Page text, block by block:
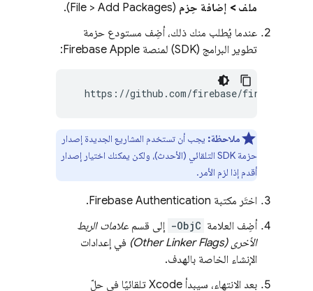
ملف > إضافة حِزم (File > Add Packages).
عندما يُطلب منك ذلك، أضِف مستودع حزمة
تطوير البرامج (SDK) لمنصة Firebase Apple:
https://github.com/firebase/firebase-
ملاحظة: يجب أن تستخدم المشاريع الجديدة إصدار
حزمة SDK التلقائي (الأحدث)، ولكن يمكنك اختيار إصدار
أقدم إذا لزم الأمر.
اختَر مكتبة Firebase Authentication
.
أضِف العلامة -ObjC إلى قسم علامات الربط
الأخرى (Other Linker Flags)
في إعدادات
الإنشاء الخاصة بالهدف.
بعد الانتهاء، سيبدأ Xcode تلقائيًا في حلّ